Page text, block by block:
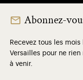
Abonnez-
Recevez tous les
Versailles pour ne
à venir.